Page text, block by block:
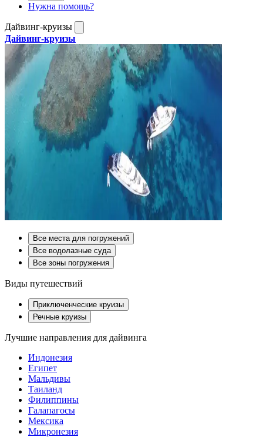
Нужна помощь?
Дайвинг-круизы
Дайвинг-круизы
Все места для погружений
Все водолазные суда
Все зоны погружения
Виды путешествий
Приключенческие круизы
Речные круизы
Лучшие направления для дайвинга
Индонезия
Египет
Мальдивы
Таиланд
Филиппины
Галапагосы
Мексика
Микронезия